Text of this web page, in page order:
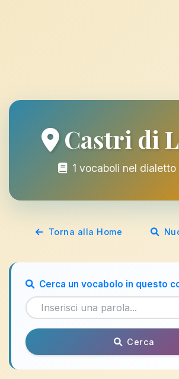
Castri di
1 vocaboli nel
Torna alla Home
Cerca un vocabolo in questo
Cerca